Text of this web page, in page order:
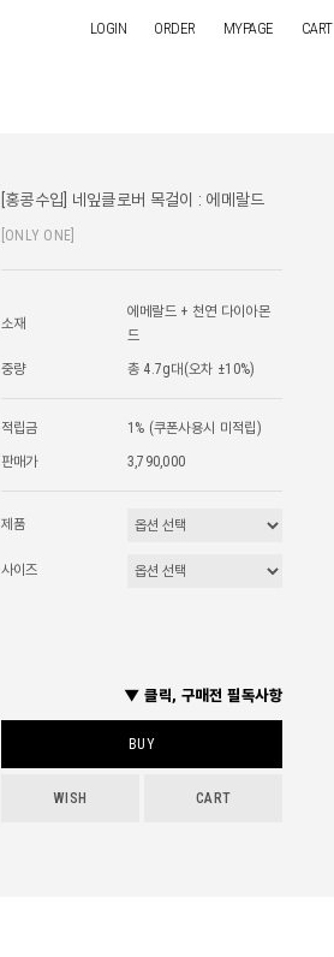
LOGIN ORDER MYPAGE CART
[홍콩수입] 네잎클로버 목걸이 : 에메랄드
[ONLY ONE]
소재
에메랄드 + 천연 다이아몬
드
중량
총 4.7g대(오차 ±10%)
적립금
1% (쿠폰사용시 미적립)
판매가
3,790,000
제품
사이즈
▼ 클릭, 구매전 필독사항
BUY
CART
WISH